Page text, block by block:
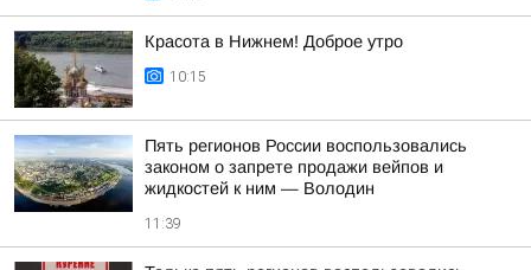
Красота в Нижнем! Доброе утро
10:15
Пять регионов России воспользовались
законом о запрете продажи вейпов и
жидкостей к ним — Володин
11:39